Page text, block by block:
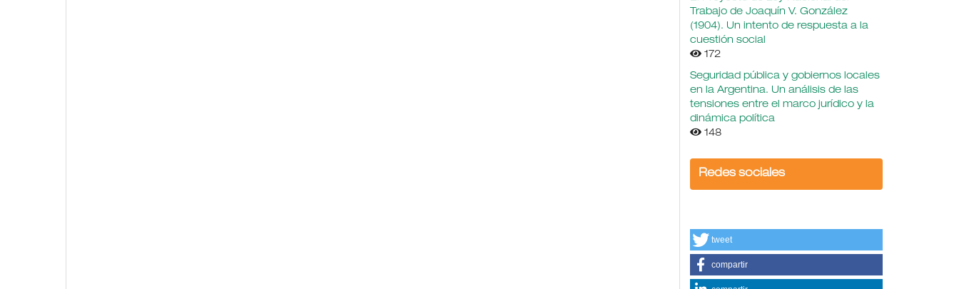
Trabajo de Joaquín V. González
(1904). Un intento de respuesta a la
cuestión social
172
Seguridad pública y gobiernos locales
en la Argentina. Un análisis de las
tensiones entre el marco jurídico y la
dinámica política
148
Redes sociales
tweet
compartir